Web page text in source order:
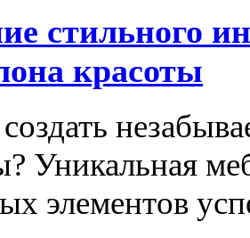
стильного
красоты
Уникальная
элементов